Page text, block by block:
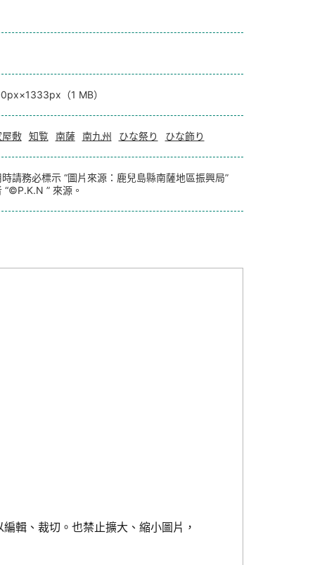
（1 MB）
敷 知覧 南薩 南九州 ひな祭り ひな飾り
請務必標示 “圖片來源：鹿兒島縣南薩地區振興局”
“©P.K.N ” 來源。
輯、裁切。也禁止擴大、縮小圖片，